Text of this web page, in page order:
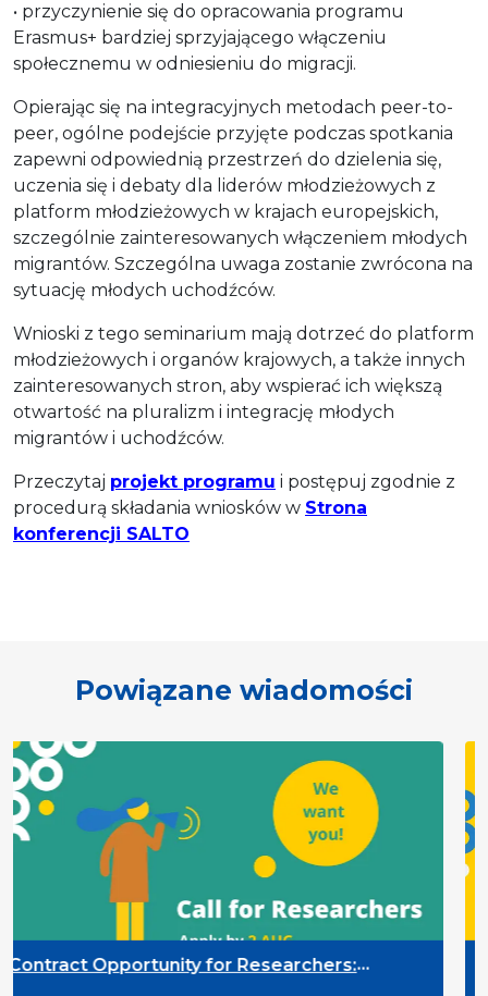
• przyczynienie się do opracowania programu
Erasmus+ bardziej sprzyjającego włączeniu
społecznemu w odniesieniu do migracji.
Opierając się na integracyjnych metodach peer-to-
peer, ogólne podejście przyjęte podczas spotkania
zapewni odpowiednią przestrzeń do dzielenia się,
uczenia się i debaty dla liderów młodzieżowych z
platform młodzieżowych w krajach europejskich,
szczególnie zainteresowanych włączeniem młodych
migrantów. Szczególna uwaga zostanie zwrócona na
sytuację młodych uchodźców.
Wnioski z tego seminarium mają dotrzeć do platform
młodzieżowych i organów krajowych, a także innych
zainteresowanych stron, aby wspierać ich większą
otwartość na pluralizm i integrację młodych
migrantów i uchodźców.
Przeczytaj projekt programu i postępuj zgodnie z
procedurą składania wniosków w Strona
konferencji SALTO
Powiązane wiadomości
for Researchers:
Contract